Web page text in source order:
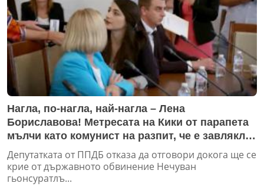
Нагла, по-нагла, най-нагла – Лена
Бориславова! Метресата на Кики от парапета
мълчи като комунист на разпит, че е завлякла
ББР (ВИДЕО)
Депутатката от ППДБ отказа да отговори докога ще се
крие от държавното обвинение Нечуван
гьонсуратлъ...